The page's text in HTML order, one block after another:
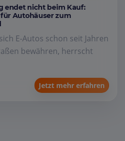
endet nicht beim Kauf:
Autohäuser zum
E-Autos schon seit Jahren
bewähren, herrscht
Jetzt mehr erfahren